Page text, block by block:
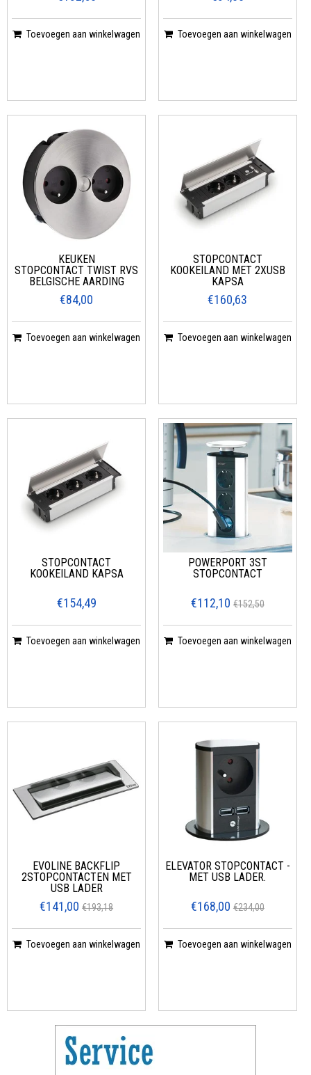
Toevoegen aan winkelwagen Toevoegen aan winkelwagen
KEUKEN
STOPCONTACT TWIST RVS
BELGISCHE AARDING
€84,00
Toevoegen aan winkelwagen
STOPCONTACT
KOOKEILAND MET 2XUSB
KAPSA
€160,63
Toevoegen aan winkelwagen
STOPCONTACT
KOOKEILAND KAPSA
€154,49
Toevoegen aan winkelwagen
POWERPORT 3ST
STOPCONTACT
€112,10 €152,50
Toevoegen aan winkelwagen
EVOLINE BACKFLIP
2STOPCONTACTEN MET
USB LADER
€141,00 €193,18
Toevoegen aan winkelwagen
ELEVATOR STOPCONTACT -
MET USB LADER.
€168,00 €234,00
Toevoegen aan winkelwagen